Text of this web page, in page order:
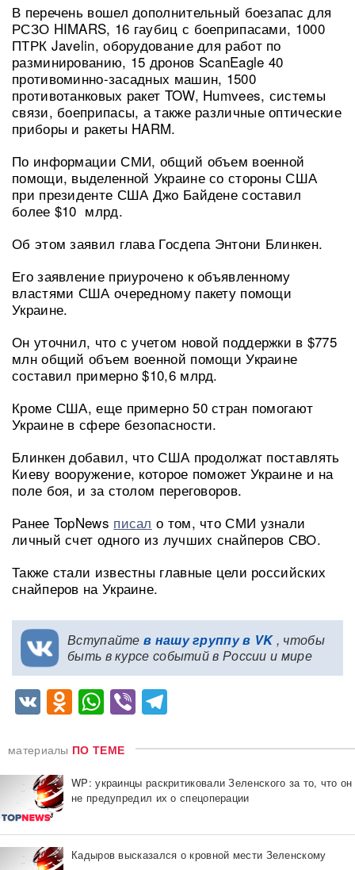
В перечень вошел дополнительный боезапас для
РСЗО HIMARS, 16 гаубиц с боеприпасами, 1000
ПТРК Javelin, оборудование для работ по
разминированию, 15 дронов ScanEagle 40
противоминно-засадных машин, 1500
противотанковых ракет TOW, Humvees, системы
связи, боеприпасы, а также различные оптические
приборы и ракеты HARM.
По информации СМИ, общий объем военной
помощи, выделенной Украине со стороны США
при президенте США Джо Байдене составил
более $10 млрд.
Об этом заявил глава Госдепа Энтони Блинкен.
Его заявление приурочено к объявленному
властями США очередному пакету помощи
Украине.
Он уточнил, что с учетом новой поддержки в $775
млн общий объем военной помощи Украине
составил примерно $10,6 млрд.
Кроме США, еще примерно 50 стран помогают
Украине в сфере безопасности.
Блинкен добавил, что США продолжат поставлять
Киеву вооружение, которое поможет Украине и на
поле боя, и за столом переговоров.
Ранее TopNews писал о том, что СМИ узнали
личный счет одного из лучших снайперов СВО.
Также стали известны главные цели российских
снайперов на Украине.
Вступайте в нашу группу в VK, чтобы
быть в курсе событий в России и мире
VKOdnoklassniki
WhatsApp
Viber
материалы ПО ТЕМЕ
WP: украинцы раскритиковали Зеленского за то, что он
не предупредил их о спецоперации
Кадыров высказался о кровной мести Зеленскому